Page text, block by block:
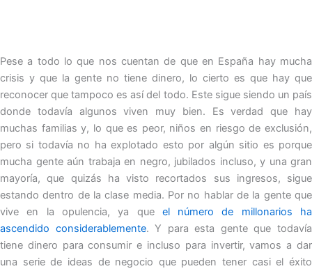
Pese a todo lo que nos cuentan de que en España hay mucha
crisis y que la gente no tiene dinero, lo cierto es que hay que
reconocer que tampoco es así del todo. Este sigue siendo un país
donde todavía algunos viven muy bien. Es verdad que hay
muchas familias y, lo que es peor, niños en riesgo de exclusión,
pero si todavía no ha explotado esto por algún sitio es porque
mucha gente aún trabaja en negro, jubilados incluso, y una gran
mayoría, que quizás ha visto recortados sus ingresos, sigue
estando dentro de la clase media. Por no hablar de la gente que
vive en la opulencia, ya que el número de millonarios ha
ascendido considerablemente. Y para esta gente que todavía
tiene dinero para consumir e incluso para invertir, vamos a dar
una serie de ideas de negocio que pueden tener casi el éxito